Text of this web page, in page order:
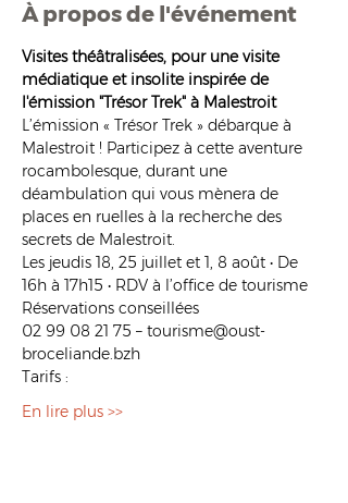
À propos de l'événement
Visites théâtralisées, pour une visite
médiatique et insolite inspirée de
l'émission "Trésor Trek" à Malestroit
L’émission « Trésor Trek » débarque à
Malestroit ! Participez à cette aventure
rocambolesque, durant une
déambulation qui vous mènera de
places en ruelles à la recherche des
secrets de Malestroit.
Les jeudis 18, 25 juillet et 1, 8 août • De
16h à 17h15 • RDV à l’office de tourisme
Réservations conseillées
02 99 08 21 75 – tourisme@oust-
broceliande.bzh
Tarifs :
En lire plus >>